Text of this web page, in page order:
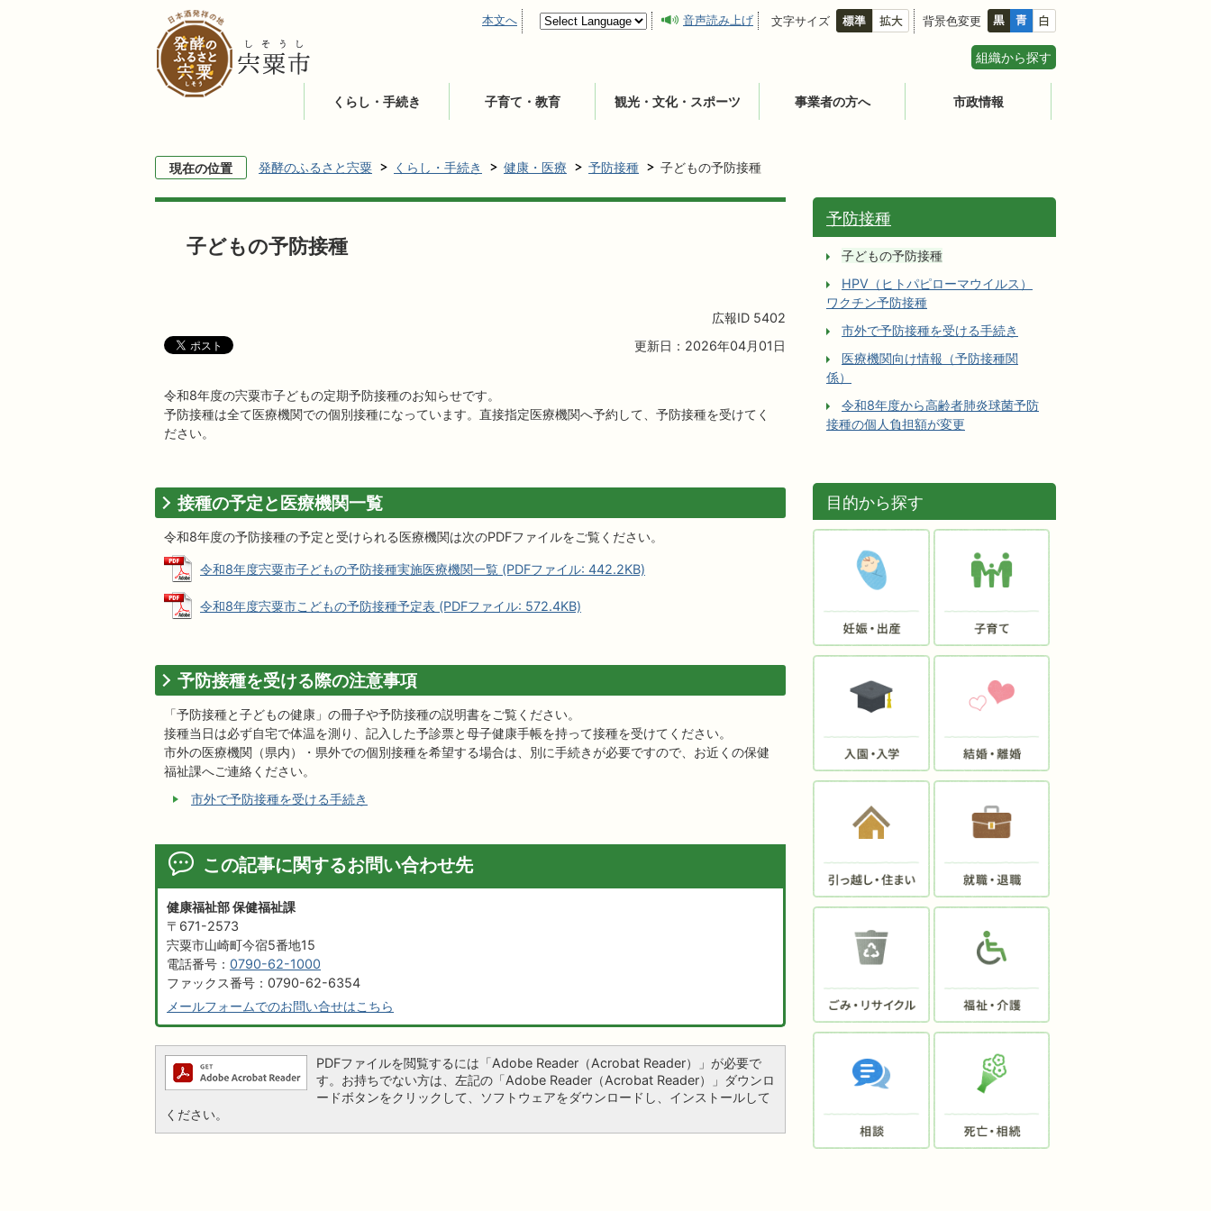
本文へ 音声読み上げ 文字サイズ 背景色変更
組織から探す
くらし・手続き 子育て・教育 観光・文化・スポーツ 事業者の方へ 市政情報
現在の位置 発酵のふるさと宍粟 くらし・手続き 健康・医療 予防接種 子どもの予防接種
子どもの予防接種
広報ID 5402
更新日：2026年04月01日
令和8年度の宍粟市子どもの定期予防接種のお知らせです。
予防接種は全て医療機関での個別接種になっています。直接指定医療機関へ予約して、予防接種を受けてく
ださい。
接種の予定と医療機関一覧
令和8年度の予防接種の予定と受けられる医療機関は次のPDFファイルをご覧ください。
令和8年度宍粟市子どもの予防接種実施医療機関一覧 (PDFファイル: 442.2KB)
令和8年度宍粟市こどもの予防接種予定表 (PDFファイル: 572.4KB)
予防接種を受ける際の注意事項
「予防接種と子どもの健康」の冊子や予防接種の説明書をご覧ください。
接種当日は必ず自宅で体温を測り、記入した予診票と母子健康手帳を持って接種を受けてください。
市外の医療機関（県内）・県外での個別接種を希望する場合は、別に手続きが必要ですので、お近くの保健
福祉課へご連絡ください。
市外で予防接種を受ける手続き
この記事に関するお問い合わせ先
健康福祉部 保健福祉課
〒671-2573
宍粟市山崎町今宿5番地15
電話番号： 0790-62-1000
ファックス番号：0790-62-6354
メールフォームでのお問い合せはこちら
PDFファイルを閲覧するには「Adobe Reader（Acrobat Reader）」が必要で
す。お持ちでない方は、左記の「Adobe Reader（Acrobat Reader）」ダウンロ
ードボタンをクリックして、ソフトウェアをダウンロードし、インストールして
ください。
予防接種
子どもの予防接種
HPV（ヒトパピローマウイルス）
ワクチン予防接種
市外で予防接種を受ける手続き
医療機関向け情報（予防接種関
係）
令和8年度から高齢者肺炎球菌予防
接種の個人負担額が変更
目的から探す